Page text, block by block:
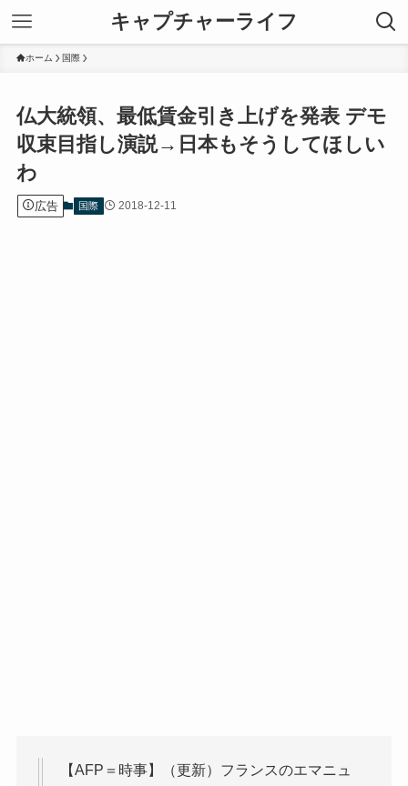
キャプチャーライフ
ホーム 国際
仏大統領、最低賃金引き上げを発表 デモ
収束目指し演説→日本もそうしてほしい
わ
広告 国際 2018-12-11
【AFP＝時事】（更新）フランスのエマニュ